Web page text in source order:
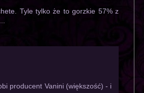
Tyle tylko że to gorzkie 57% z
producent Vanini (większość) - i